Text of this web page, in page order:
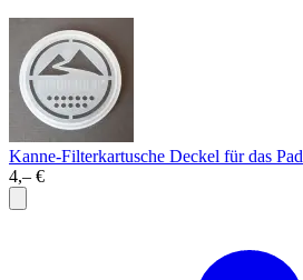
Kanne-Filterkartusche Deckel für das Pad
4,– €